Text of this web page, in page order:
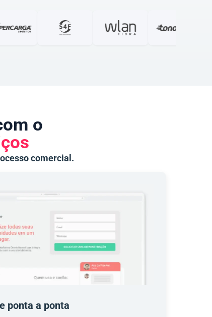
o
comercial.
ponta a ponta